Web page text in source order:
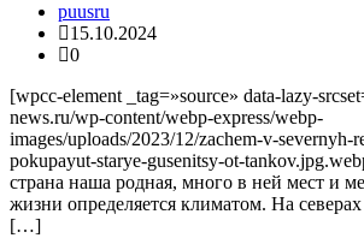
puusru
15.10.2024
0
[wpcc-element _tag=»source» data-lazy-
news.ru/wp-content/webp-express/webp-
images/uploads/2023/12/zachem-v-severnyh-
pokupayut-starye-gusenitsy-ot-
страна наша родная, много в ней мест и
жизни определяется климатом. На
[…]